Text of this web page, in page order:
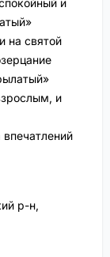
и
на святой
и
р-н,